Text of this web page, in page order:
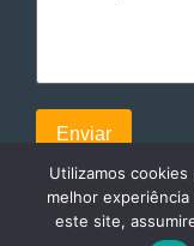
Utilizamos
melhor
este site,